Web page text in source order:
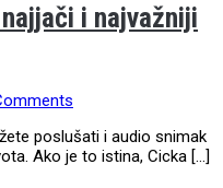
i najvažniji
poslušati i audio snimak
Ako je to istina, Cicka […]